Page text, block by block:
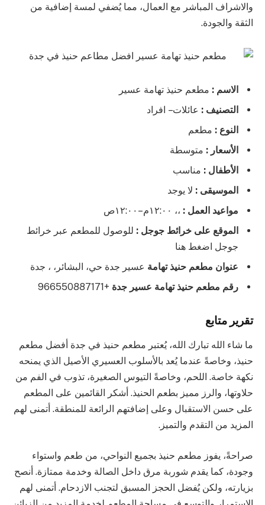
والاشراف المباشر مع العمال، مما يُضفي لمسة إضافية من
الثقة والجودة.
الاسم : مطعم حنيذ تهامة عسير
التصنيف : عائلات – افراد
النوع : مطعم
الأسعار : متوسطة
الأطفال : مناسب
الموسيقى : لا يوجد
مواعيد العمل : ،، ١٢:٠٠م–١٢:٠٠ص
الموقع على خرائط جوجل : للوصول للمطعم عبر خرائط
جوجل اضغط هنا
عنوان مطعم حنيذ تهامة عسير جدة حي، البشائر، ، جدة
رقم مطعم حنيذ تهامة عسير جدة +966550887171
تقرير متابع
ما شاء الله تبارك الله، يُعتبر مطعم حنيذ في جدة أفضل مطعم
حنيذ، وخاصةً عندما يُعد بالأسلوب العسيري الأصيل الذي يمنحه
نكهة خاصة. اللحم، وخاصةً التيوس الصغيرة، تذوب في الفم من
حلاوتها، والرز مميز بطعم الحنيذ. أشكر القائمين على المطعم
على حسن الاستقبال وعلى إضافتهم الرائعة للمنطقة. أتمنى لهم
المزيد من التقدم والتميز.
صراحةً، يفوز مطعم حنيذ بجميع النواحي، من طعم واستواء
وجودة، كما يقدم شوربة مرق داخل الصالة وخدمة ممتازة. أنصح
بزيارته، ولكن يُفضل الحجز المسبق لتجنب الازدحام. أتمنى لهم